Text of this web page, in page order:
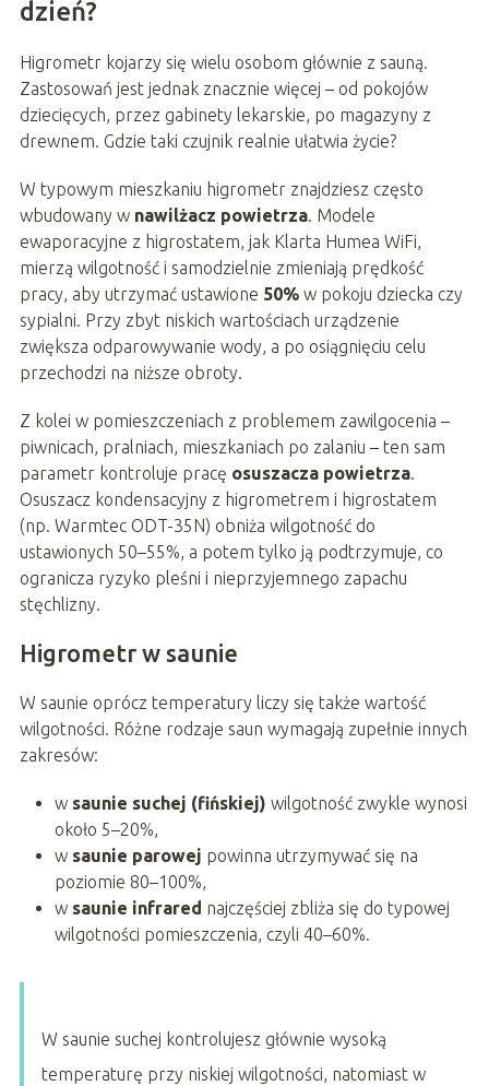
dzień?
Higrometr kojarzy się wielu osobom głównie z sauną.
Zastosowań jest jednak znacznie więcej – od pokojów
dziecięcych, przez gabinety lekarskie, po magazyny z
drewnem. Gdzie taki czujnik realnie ułatwia życie?
W typowym mieszkaniu higrometr znajdziesz często
wbudowany w nawilżacz powietrza. Modele
ewaporacyjne z higrostatem, jak Klarta Humea WiFi,
mierzą wilgotność i samodzielnie zmieniają prędkość
pracy, aby utrzymać ustawione 50%w pokoju dziecka czy
sypialni. Przy zbyt niskich wartościach urządzenie
zwiększa odparowywanie wody, a po osiągnięciu celu
przechodzi na niższe obroty.
Z kolei w pomieszczeniach z problemem zawilgocenia –
piwnicach, pralniach, mieszkaniach po zalaniu – ten sam
parametr kontroluje pracę osuszacza powietrza.
Osuszacz kondensacyjny z higrometrem i higrostatem
(np. Warmtec ODT-35N) obniża wilgotność do
ustawionych 50–55%, a potem tylko ją podtrzymuje, co
ogranicza ryzyko pleśni i nieprzyjemnego zapachu
stęchlizny.
Higrometr w saunie
W saunie oprócz temperatury liczy się także wartość
wilgotności. Różne rodzaje saun wymagają zupełnie innych
zakresów:
w saunie suchej (fińskiej) wilgotność zwykle wynosi
około 5–20%,
w saunie parowej powinna utrzymywać się na
poziomie 80–100%,
w saunie infrared najczęściej zbliża się do typowej
wilgotności pomieszczenia, czyli 40–60%.
W saunie suchej kontrolujesz głównie wysoką
temperaturę przy niskiej wilgotności, natomiast w